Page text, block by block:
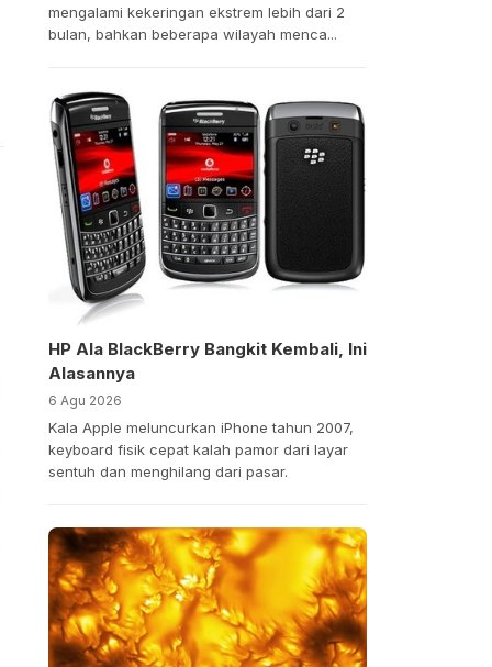
mengalami kekeringan ekstrem lebih dari 2
bulan, bahkan beberapa wilayah menca...
HP Ala BlackBerry Bangkit Kembali, Ini
Alasannya
6 Agu 2026
Kala Apple meluncurkan iPhone tahun 2007,
keyboard fisik cepat kalah pamor dari layar
sentuh dan menghilang dari pasar.